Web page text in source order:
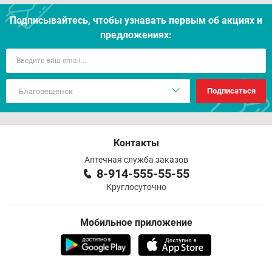
Подписывайтесь, чтобы узнавать первым об акцияx и
предложениях:
Подписаться
Контакты
Аптечная служба заказов
8-914-555-55-55
Круглосуточно
Мобильное приложение